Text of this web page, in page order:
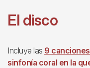
El disco
Incluye las 9
sinfonía coral en la